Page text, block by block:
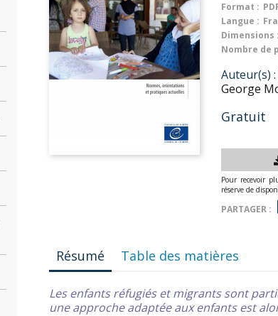
Format :
Langue :
Dimensions :
Nombre de
Auteur(s) :
George
Gratuit
Pour recevoir
réserve de
PARTAGER :
Résumé Table des matières
Les enfants réfugiés et migrants sont
une approche adaptée aux enfants est